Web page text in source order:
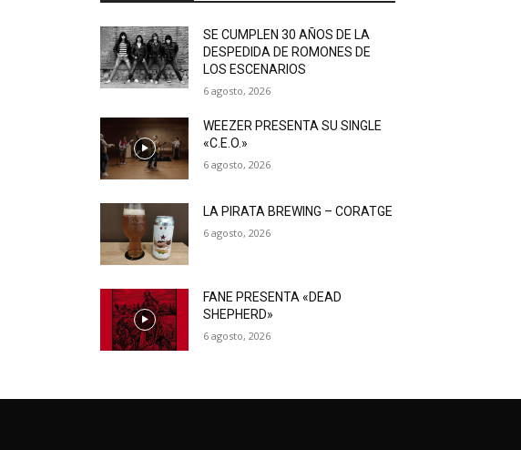
SE CUMPLEN 30 AÑOS DE LA
DESPEDIDA DE ROMONES DE
LOS ESCENARIOS
6 agosto, 2026
WEEZER PRESENTA SU SINGLE
«C.E.O.»
6 agosto, 2026
LA PIRATA BREWING – CORATGE
6 agosto, 2026
FANE PRESENTA «DEAD
SHEPHERD»
6 agosto, 2026